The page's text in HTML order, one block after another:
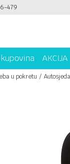
479 KARTICOM
kupovina AKCIJA
u pokretu